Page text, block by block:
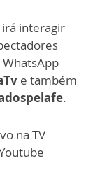
irá interagir
e também
.
na TV